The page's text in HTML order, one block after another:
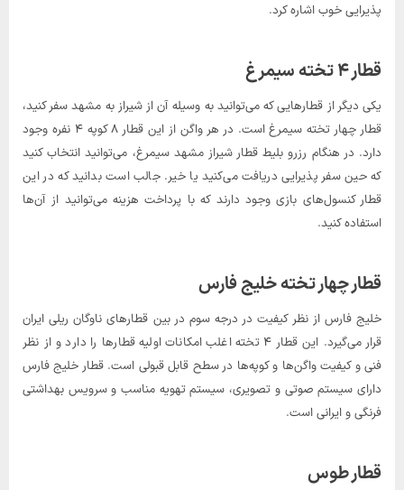
پذیرایی خوب اشاره کرد.
قطار ۴ تخته سیمرغ
یکی دیگر از قطارهایی که می‌توانید به وسیله آن از شیراز به مشهد سفر کنید،
قطار چهار تخته سیمرغ است. در هر واگن از این قطار ۸ کوپه ۴ نفره وجود
دارد. در هنگام رزرو بلیط قطار شیراز مشهد سیمرغ، می‌توانید انتخاب کنید
که حین سفر پذیرایی دریافت می‌کنید یا خیر. جالب است بدانید که در این
قطار کنسول‌های بازی وجود دارند که با پرداخت هزینه می‌توانید از آن‌ها
استفاده کنید.
قطار چهار تخته خلیج فارس
خلیج فارس از نظر کیفیت در درجه سوم در بین قطارهای ناوگان ریلی ایران
قرار می‌گیرد. این قطار ۴ تخته اغلب امکانات اولیه قطارها را دارد و از نظر
فنی و کیفیت واگن‌ها و کوپه‌ها در سطح قابل قبولی است. قطار خلیج فارس
دارای سیستم صوتی و تصویری، سیستم تهویه مناسب و سرویس بهداشتی
فرنگی و ایرانی است.
قطار طوس